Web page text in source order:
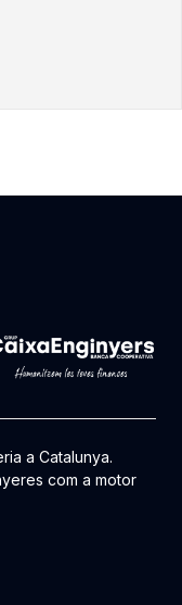
a Catalunya.
com a motor